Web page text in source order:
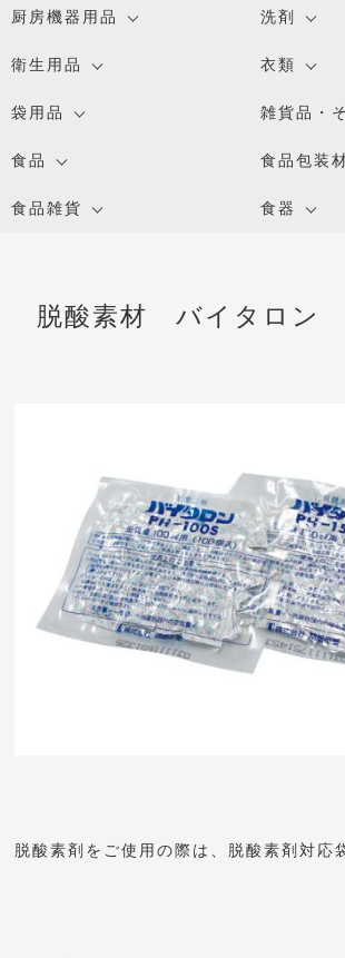
脱酸素材 バイタロン
脱酸素剤をご使用の際は、脱酸素剤対応
厨房機器用品 洗剤
衛生用品 衣類
袋用品 雑貨品・
食品 食品包装
食品雑貨 食器